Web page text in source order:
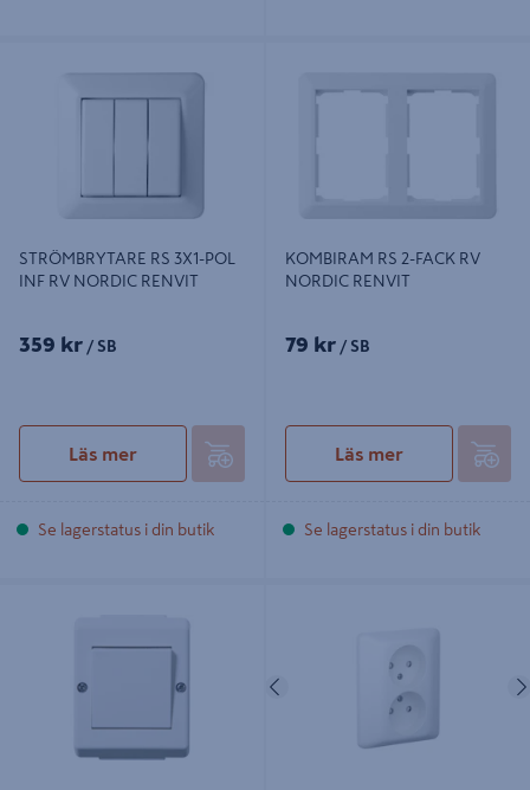
RV NORDIC RENVIT
STRÖMBRYTARE RS 3X1-POL
INF RV NORDIC RENVIT
359 kr / SB
Läs mer
Se lagerstatus i din butik
KOMBIRAM RS 2-FACK RV
NORDIC RENVIT
79 kr / SB
Läs mer
Se lagerstatus i din butik